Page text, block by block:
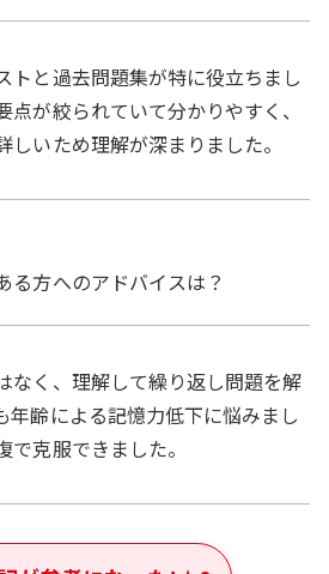
トと過去問題集が特に役立ちまし
点が絞られていて分かりやすく、
しいため理解が深まりました。
る方へのアドバイスは？
なく、理解して繰り返し問題を解
年齢による記憶力低下に悩みまし
で克服できました。